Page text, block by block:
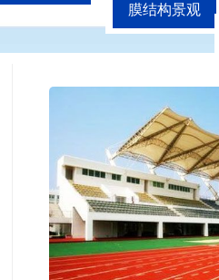
膜结构景观